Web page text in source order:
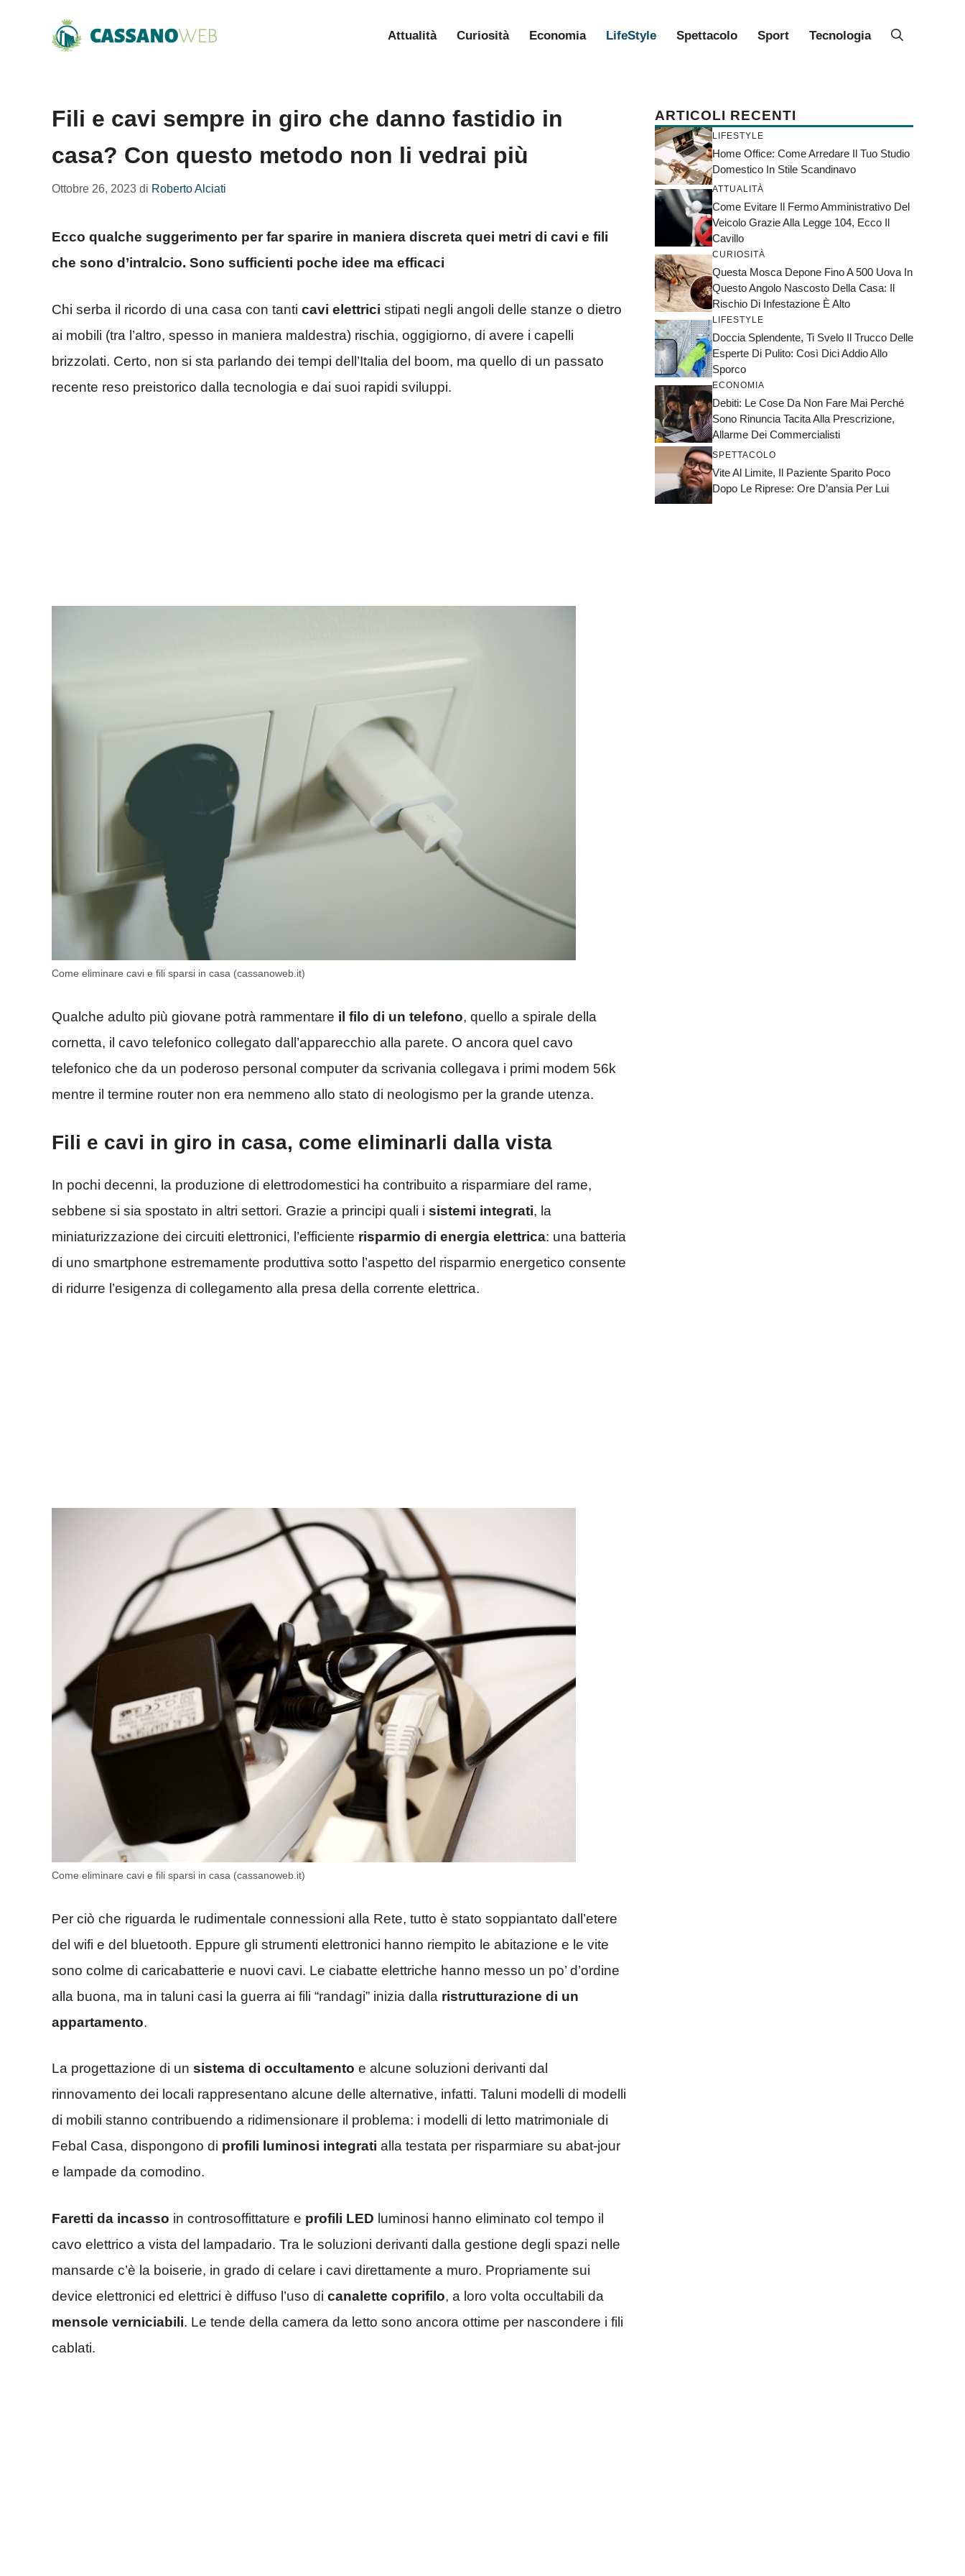
Attualità Curiosità Economia LifeStyle Spettacolo Sport Tecnologia
Fili e cavi sempre in giro che danno fastidio in
casa? Con questo metodo non li vedrai più
Ottobre 26, 2023 di Roberto Alciati
Ecco qualche suggerimento per far sparire in maniera discreta quei metri di cavi e fili
che sono d’intralcio. Sono sufficienti poche idee ma efficaci
Chi serba il ricordo di una casa con tanti cavi elettrici stipati negli angoli delle stanze o dietro
ai mobili (tra l’altro, spesso in maniera maldestra) rischia, oggigiorno, di avere i capelli
brizzolati. Certo, non si sta parlando dei tempi dell’Italia del boom, ma quello di un passato
recente reso preistorico dalla tecnologia e dai suoi rapidi sviluppi.
Come eliminare cavi e fili sparsi in casa (cassanoweb.it)
Qualche adulto più giovane potrà rammentare il filo di un telefono, quello a spirale della
cornetta, il cavo telefonico collegato dall’apparecchio alla parete. O ancora quel cavo
telefonico che da un poderoso personal computer da scrivania collegava i primi modem 56k
mentre il termine router non era nemmeno allo stato di neologismo per la grande utenza.
Fili e cavi in giro in casa, come eliminarli dalla vista
In pochi decenni, la produzione di elettrodomestici ha contribuito a risparmiare del rame,
sebbene si sia spostato in altri settori. Grazie a principi quali i sistemi integrati, la
miniaturizzazione dei circuiti elettronici, l’efficiente risparmio di energia elettrica: una batteria
di uno smartphone estremamente produttiva sotto l’aspetto del risparmio energetico consente
di ridurre l’esigenza di collegamento alla presa della corrente elettrica.
Come eliminare cavi e fili sparsi in casa (cassanoweb.it)
Per ciò che riguarda le rudimentale connessioni alla Rete, tutto è stato soppiantato dall’etere
del wifi e del bluetooth. Eppure gli strumenti elettronici hanno riempito le abitazione e le vite
sono colme di caricabatterie e nuovi cavi. Le ciabatte elettriche hanno messo un po’ d’ordine
alla buona, ma in taluni casi la guerra ai fili “randagi” inizia dalla ristrutturazione di un
appartamento.
La progettazione di un sistema di occultamento e alcune soluzioni derivanti dal
rinnovamento dei locali rappresentano alcune delle alternative, infatti. Taluni modelli di modelli
di mobili stanno contribuendo a ridimensionare il problema: i modelli di letto matrimoniale di
Febal Casa, dispongono di profili luminosi integrati alla testata per risparmiare su abat-jour
e lampade da comodino.
Faretti da incasso in controsoffittature e profili LED luminosi hanno eliminato col tempo il
cavo elettrico a vista del lampadario. Tra le soluzioni derivanti dalla gestione degli spazi nelle
mansarde c’è la boiserie, in grado di celare i cavi direttamente a muro. Propriamente sui
device elettronici ed elettrici è diffuso l’uso di canalette coprifilo, a loro volta occultabili da
mensole verniciabili. Le tende della camera da letto sono ancora ottime per nascondere i fili
cablati.
ARTICOLI RECENTI
LIFESTYLE
Home Office: Come Arredare Il Tuo Studio
Domestico In Stile Scandinavo
ATTUALITÀ
Come Evitare Il Fermo Amministrativo Del
Veicolo Grazie Alla Legge 104, Ecco Il
Cavillo
CURIOSITÀ
Questa Mosca Depone Fino A 500 Uova In
Questo Angolo Nascosto Della Casa: Il
Rischio Di Infestazione È Alto
LIFESTYLE
Doccia Splendente, Ti Svelo Il Trucco Delle
Esperte Di Pulito: Così Dici Addio Allo
Sporco
ECONOMIA
Debiti: Le Cose Da Non Fare Mai Perché
Sono Rinuncia Tacita Alla Prescrizione,
Allarme Dei Commercialisti
SPETTACOLO
Vite Al Limite, Il Paziente Sparito Poco
Dopo Le Riprese: Ore D’ansia Per Lui